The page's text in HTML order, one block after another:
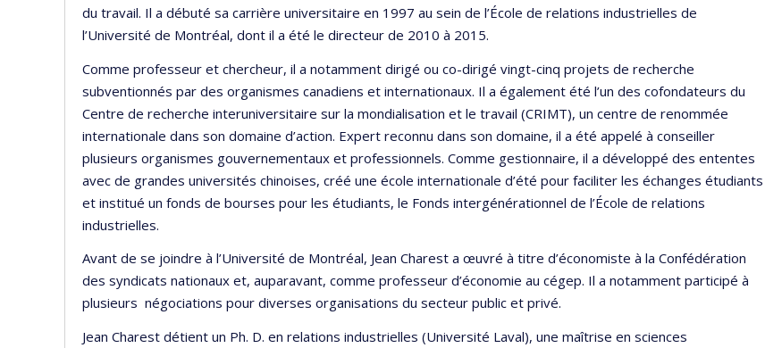
du travail. Il a débuté sa carrière universitaire en 1997 au sein de l’École de relations industrielles de
l’Université de Montréal, dont il a été le directeur de 2010 à 2015.
Comme professeur et chercheur, il a notamment dirigé ou co-dirigé vingt-cinq projets de recherche
subventionnés par des organismes canadiens et internationaux. Il a également été l’un des cofondateurs du
Centre de recherche interuniversitaire sur la mondialisation et le travail (CRIMT), un centre de renommée
internationale dans son domaine d’action. Expert reconnu dans son domaine, il a été appelé à conseiller
plusieurs organismes gouvernementaux et professionnels. Comme gestionnaire, il a développé des ententes
avec de grandes universités chinoises, créé une école internationale d’été pour faciliter les échanges étudiants
et institué un fonds de bourses pour les étudiants, le Fonds intergénérationnel de l’École de relations
industrielles.
Avant de se joindre à l’Université de Montréal, Jean Charest a œuvré à titre d’économiste à la Confédération
des syndicats nationaux et, auparavant, comme professeur d’économie au cégep. Il a notamment participé à
plusieurs négociations pour diverses organisations du secteur public et privé.
Jean Charest détient un Ph. D. en relations industrielles (Université Laval), une maîtrise en sciences